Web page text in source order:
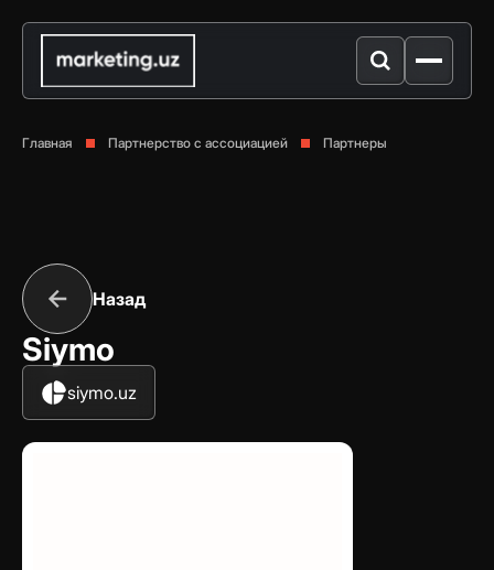
Главная Партнерство с ассоциацией Партнеры
Назад
Siymo
siymo.uz